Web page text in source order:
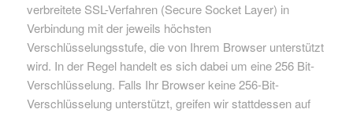
verbreitete SSL-Verfahren (Secure Socket Layer) in
Verbindung mit der jeweils höchsten
Verschlüsselungsstufe, die von Ihrem Browser unterstützt
wird. In der Regel handelt es sich dabei um eine 256 Bit-
Verschlüsselung. Falls Ihr Browser keine 256-Bit-
Verschlüsselung unterstützt, greifen wir stattdessen auf